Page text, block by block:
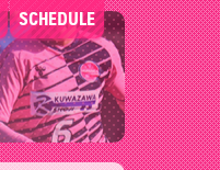
SCHEDULE